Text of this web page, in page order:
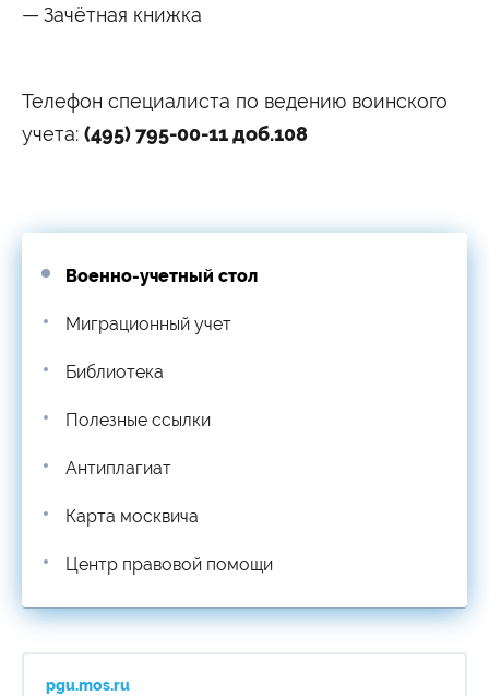
Зачётная книжка
Телефон специалиста по ведению воинского
учета: (495) 795-00-11 доб.108
Военно-учетный стол
Миграционный учет
Библиотека
Полезные ссылки
Антиплагиат
Карта москвича
Центр правовой помощи
pgu.mos.ru